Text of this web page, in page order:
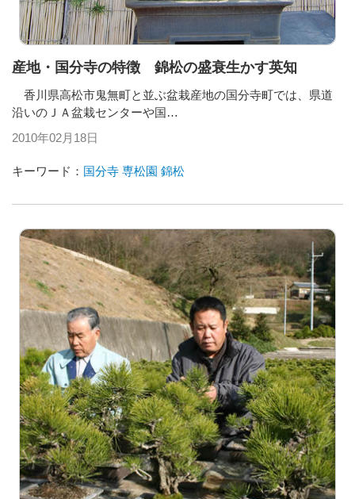
産地・国分寺の特徴 錦松の盛衰生かす英知
香川県高松市鬼無町と並ぶ盆栽産地の国分寺町では、県道
沿いのＪＡ盆栽センターや国…
2010年02月18日
キーワード： 国分寺 専松園 錦松